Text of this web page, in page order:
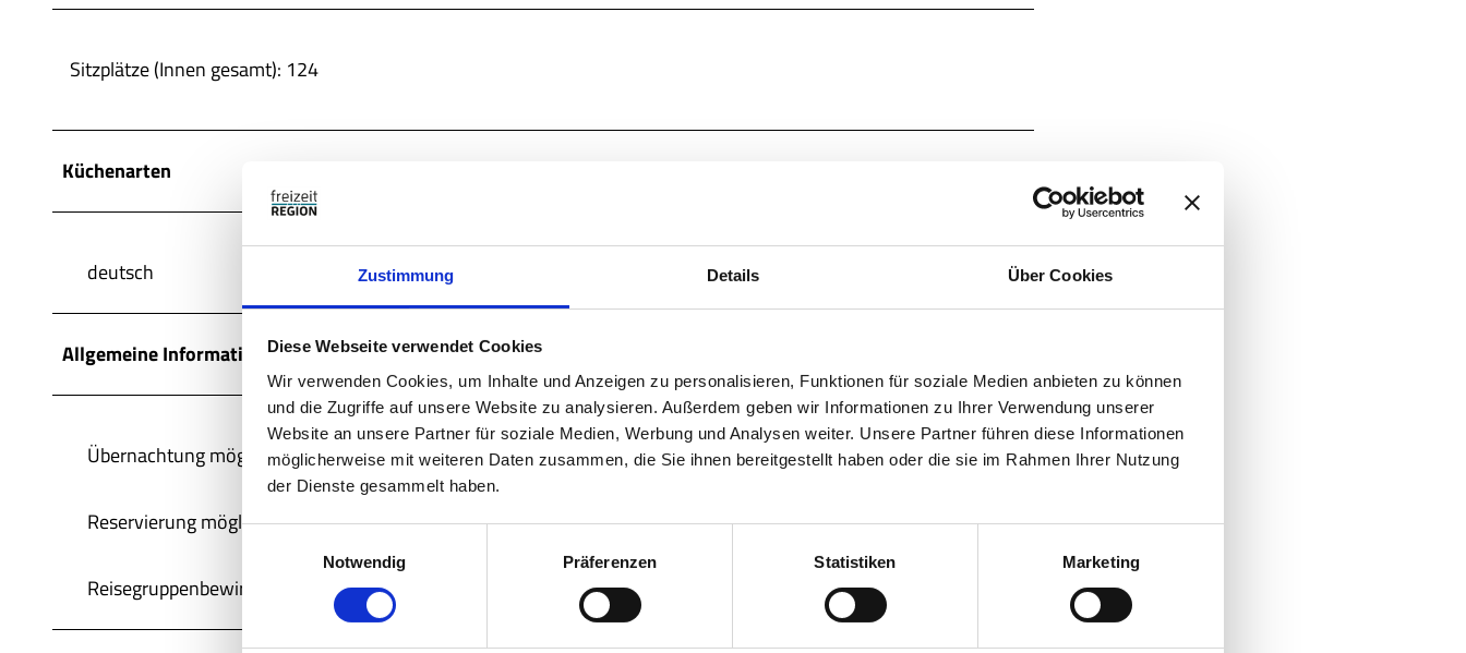
Zustimmung Details Über Cookies
Diese Webseite verwendet Cookies
Wir verwenden Cookies, um Inhalte und Anzeigen zu personalisieren, Funktionen für soziale Medien anbieten zu können
und die Zugriffe auf unsere Website zu analysieren. Außerdem geben wir Informationen zu Ihrer Verwendung unserer
Website an unsere Partner für soziale Medien, Werbung und Analysen weiter. Unsere Partner führen diese Informationen
möglicherweise mit weiteren Daten zusammen, die Sie ihnen bereitgestellt haben oder die sie im Rahmen Ihrer Nutzung
der Dienste gesammelt haben.
n
Notwendig Präferenzen Statistiken Marketing
Sitzplätze (Innen gesamt): 124
Küchenarten
deutsch
Allgemeine Informationen
Übernachtung möglich
Reservierung möglich
Reisegruppenbewirtung